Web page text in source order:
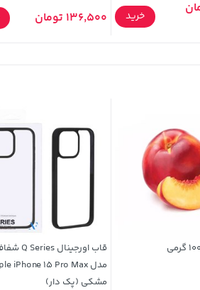
خرید 136,500 تومان
مشکی (پک دار)